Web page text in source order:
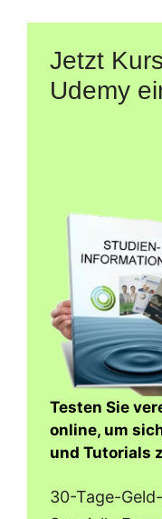
Jetzt
Udemy
Testen Sie
online, um
und Tutorials
30-Tage-